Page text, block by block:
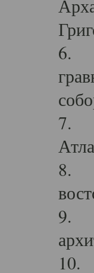
6.
7.
8.
9.
10.